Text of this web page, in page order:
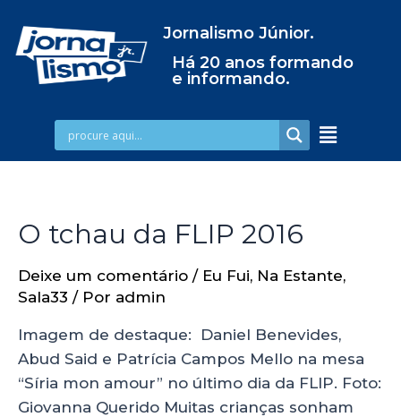
Jornalismo Júnior.
Há 20 anos formando
e informando.
O tchau da FLIP 2016
Deixe um comentário / Eu Fui, Na Estante,
Sala33 / Por admin
Imagem de destaque: Daniel Benevides,
Abud Said e Patrícia Campos Mello na mesa
“Síria mon amour” no último dia da FLIP. Foto:
Giovanna Querido Muitas crianças sonham